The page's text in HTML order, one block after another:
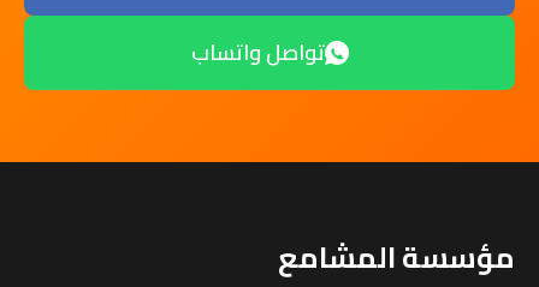
تواصل واتساب
مؤسسة المشامع